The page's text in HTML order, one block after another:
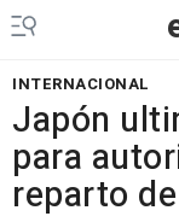
INTERNACIONAL
Japón
para
reparto